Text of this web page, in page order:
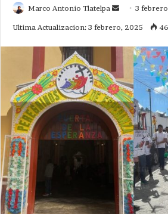
Marco Antonio Tlatelpa
Send3
Ultima Actualizacion: 3 febrero, 2025 46